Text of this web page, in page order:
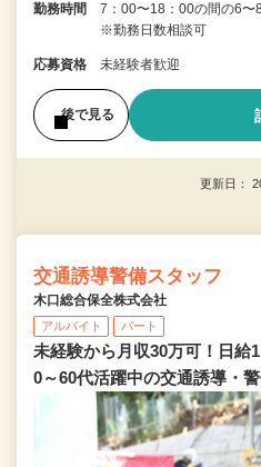
勤務時間
7：00〜18：00の間の6
※勤務日数相談可
応募資格 未経験者歓迎
後で見る
更新日：
交通誘導警備スタッフ
木口総合保全株式会社
アルバイト パート
未経験から月収30万可！日給
0～60代活躍中の交通誘導・